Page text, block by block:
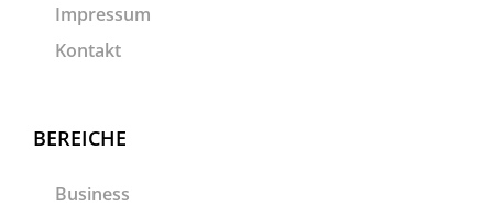
Impressum
Kontakt
BEREICHE
Business